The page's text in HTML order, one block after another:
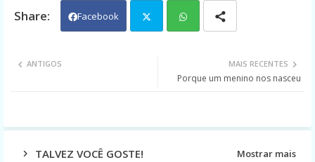
Facebook
ats
MAIS RECENTES
Porque um menino nos nasceu
ANTIGOS
TALVEZ VOCÊ GOSTE! Mostrar mais